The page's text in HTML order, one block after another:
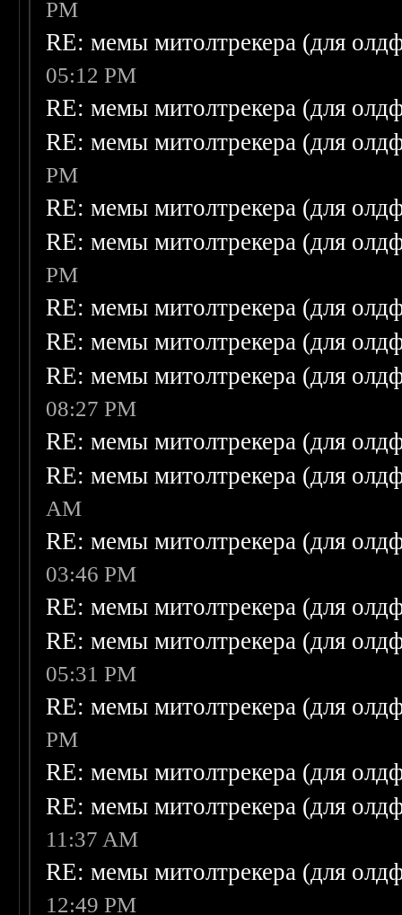
PM
RE: мемы митолтрекера (для
05:12 PM
RE: мемы митолтрекера (для
RE: мемы митолтрекера (для
PM
RE: мемы митолтрекера (для
RE: мемы митолтрекера (для
PM
RE: мемы митолтрекера (для
RE: мемы митолтрекера (для
RE: мемы митолтрекера (для
08:27 PM
RE: мемы митолтрекера (для
RE: мемы митолтрекера (для
AM
RE: мемы митолтрекера (для
03:46 PM
RE: мемы митолтрекера (для
RE: мемы митолтрекера (для
05:31 PM
RE: мемы митолтрекера (для
PM
RE: мемы митолтрекера (для
RE: мемы митолтрекера (для
11:37 AM
RE: мемы митолтрекера (для
12:49 PM